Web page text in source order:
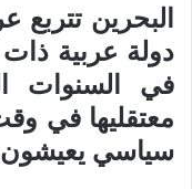
البحرين
دولة عربية
في السنوات
سياسي